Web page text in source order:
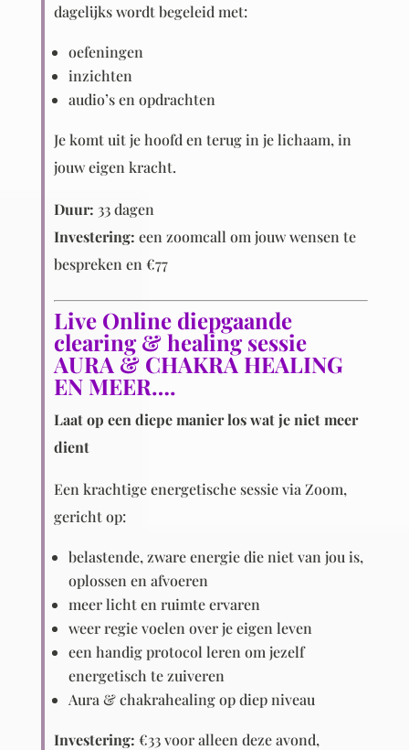
dagelijks wordt begeleid met:
oefeningen
inzichten
audio’s en opdrachten
Je komt uit je hoofd en terug in je lichaam, in
jouw eigen kracht.
Duur: 33 dagen
Investering: een zoomcall om jouw wensen te
bespreken en €77
Live Online diepgaande
clearing & healing sessie
AURA & CHAKRA HEALING
EN MEER….
Laat op een diepe manier los wat je niet meer
dient
Een krachtige energetische sessie via Zoom,
gericht op:
belastende, zware energie die niet van jou is,
oplossen en afvoeren
meer licht en ruimte ervaren
weer regie voelen over je eigen leven
een handig protocol leren om jezelf
energetisch te zuiveren
Aura & chakrahealing op diep niveau
Investering: €33 voor alleen deze avond,